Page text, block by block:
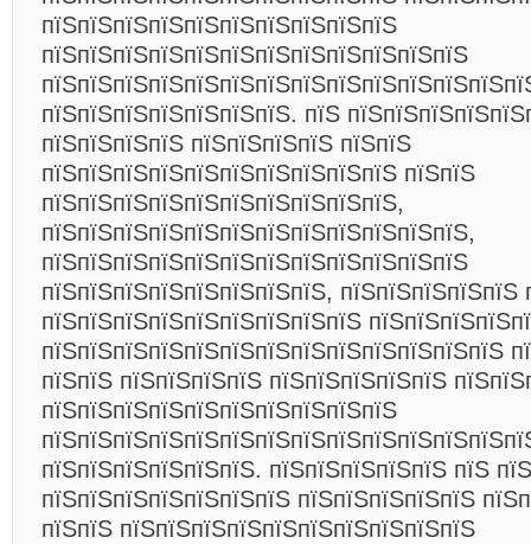
пїЅпїЅпїЅпїЅпїЅпїЅпїЅпїЅпїЅпїЅ
пїЅпїЅпїЅпїЅпїЅпїЅпїЅпїЅпїЅпїЅпїЅпїЅ
пїЅпїЅпїЅпїЅпїЅпїЅпїЅ. пїЅ
пїЅпїЅпїЅпїЅ пїЅпїЅпїЅпїЅ пїЅпїЅ
пїЅпїЅпїЅпїЅпїЅпїЅпїЅпїЅпїЅпїЅ пїЅпїЅ
пїЅпїЅпїЅпїЅпїЅпїЅпїЅпїЅпїЅпїЅ,
пїЅпїЅпїЅпїЅпїЅпїЅпїЅпїЅпїЅпїЅпїЅпїЅ,
пїЅпїЅпїЅпїЅпїЅпїЅпїЅпїЅпїЅпїЅпїЅпїЅ
пїЅпїЅпїЅпїЅпїЅпїЅпїЅпїЅ, пїЅпїЅпїЅпїЅпїЅ
пїЅпїЅпїЅпїЅпїЅпїЅпїЅпїЅпїЅ
пїЅпїЅпїЅпїЅпїЅпїЅпїЅпїЅпїЅпїЅпїЅпїЅпїЅ
пїЅпїЅ пїЅпїЅпїЅпїЅ пїЅпїЅпїЅпїЅпїЅ
пїЅпїЅпїЅпїЅпїЅпїЅпїЅпїЅпїЅпїЅ
пїЅпїЅпїЅпїЅпїЅпїЅ. пїЅпїЅпїЅпїЅпїЅ пїЅ
пїЅпїЅпїЅпїЅпїЅпїЅпїЅ пїЅпїЅпїЅпїЅпїЅ
пїЅпїЅ пїЅпїЅпїЅпїЅпїЅпїЅпїЅпїЅпїЅпїЅ